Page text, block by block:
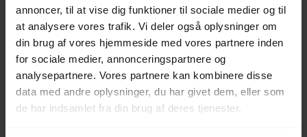
annoncer, til at vise dig funktioner til sociale medier og til
at analysere vores trafik. Vi deler også oplysninger om
din brug af vores hjemmeside med vores partnere inden
for sociale medier, annonceringspartnere og
analysepartnere. Vores partnere kan kombinere disse
data med andre oplysninger, du har givet dem, eller som
de har indsamlet fra din brug af deres tjenester.
Download
0.30 MB - pdf
Gå til alle dokumenter for produktet